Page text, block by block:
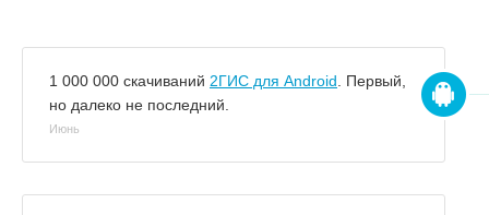
1 000 000 скачиваний 2ГИС для Android . Первый,
но далеко не последний.
Июнь